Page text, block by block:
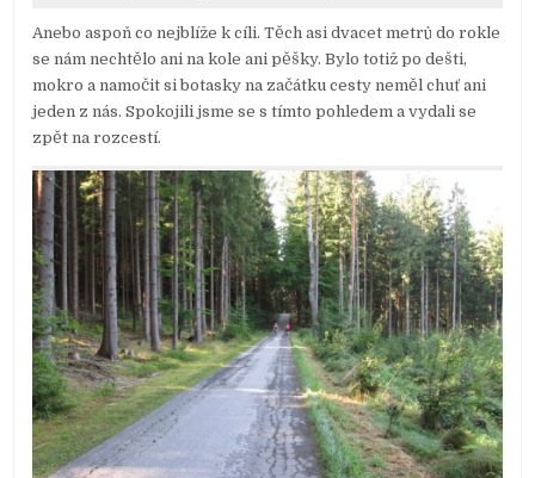
Anebo aspoň co nejblíže k cíli. Těch asi dvacet metrů do rokle
se nám nechtělo ani na kole ani pěšky. Bylo totiž po dešti,
mokro a namočit si botasky na začátku cesty neměl chuť ani
jeden z nás. Spokojili jsme se s tímto pohledem a vydali se
zpět na rozcestí.